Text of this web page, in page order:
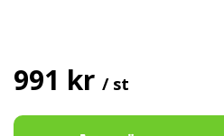
991 kr / st